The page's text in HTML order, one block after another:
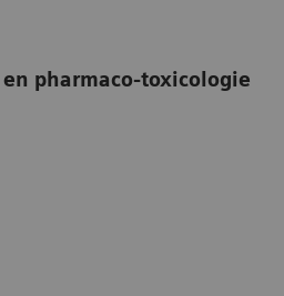
pharmaco-toxicologie